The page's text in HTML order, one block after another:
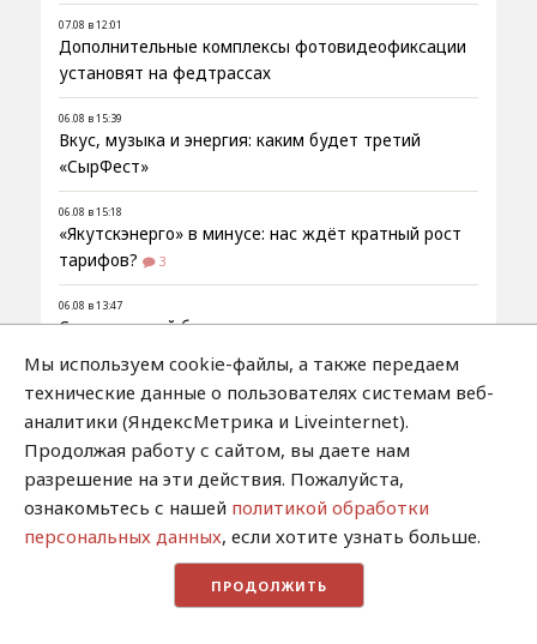
07.08 в 12:01
Дополнительные комплексы фотовидеофиксации
установят на федтрассах
06.08 в 15:39
Вкус, музыка и энергия: каким будет третий
«СырФест»
06.08 в 15:18
«Якутскэнерго» в минусе: нас ждёт кратный рост
тарифов?
3
06.08 в 13:47
Строительный брак оказался дороже самого дома
06.08 в 13:20
Новый якутская видеоигра Kindawn: The Parish
Remembers вышла в Steam
Фильм «Уроки якутского» покажут на НТВ
05.08 в 17:23
Трое лучниц из Якутии стали победителями
всероссийской спортивной программы
Мы используем cookie-файлы, а также передаем
технические данные о пользователях системам веб-
аналитики (ЯндексМетрика и Liveinternet).
Продолжая работу с сайтом, вы даете нам
разрешение на эти действия. Пожалуйста,
ознакомьтесь с нашей политикой обработки
персональных данных, если хотите узнать больше.
ПРОДОЛЖИТЬ